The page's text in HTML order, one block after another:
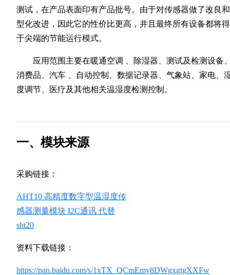
测试，在产品表面印有产品批号。由于对传感器做了改良
型化改进，因此它的性价比更高，并且最终所有设备都将
于尖端的节能运行模式。
应用范围主要在暖通空调 、除湿器、测试及检测设备
消费品、汽车 、自动控制、数据记录器、气象站、家电、
度调节、医疗及其他相关温湿度检测控制。
一、模块来源
采购链接：
AHT10 高精度数字型温湿度传
感器测量模块 I2C通讯 代替
sht20
资料下载链接：
https://pan.baidu.com/s/1xTX_QCmEmy8DWgxgtgXXFw